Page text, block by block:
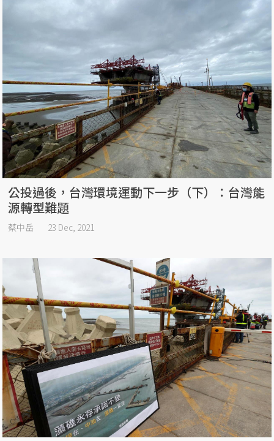
公投過後，台灣環境運動下一步（下）：台灣能
源轉型難題
蔡中岳 23 Dec, 2021